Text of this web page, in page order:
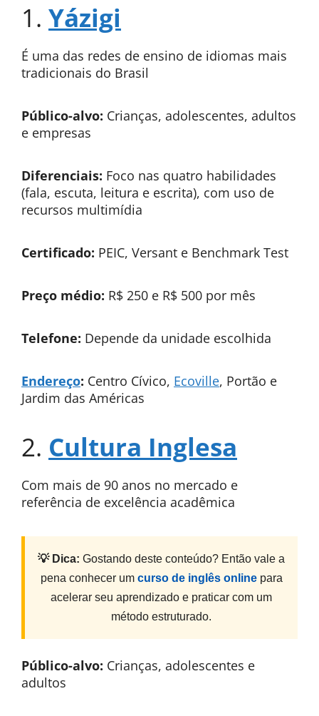
1. Yázigi
É uma das redes de ensino de idiomas mais
tradicionais do Brasil
Público-alvo: Crianças, adolescentes, adultos
e empresas
Diferenciais: Foco nas quatro habilidades
(fala, escuta, leitura e escrita), com uso de
recursos multimídia
Certificado: PEIC, Versant e Benchmark Test
Preço médio: R$ 250 e R$ 500 por mês
Telefone: Depende da unidade escolhida
Endereço: Centro Cívico, Ecoville, Portão e
Jardim das Américas
2. Cultura Inglesa
Com mais de 90 anos no mercado e
referência de excelência acadêmica
💡 Dica: Gostando deste conteúdo? Então vale a
pena conhecer um curso de inglês onlinepara
acelerar seu aprendizado e praticar com um
método estruturado.
Público-alvo: Crianças, adolescentes e
adultos